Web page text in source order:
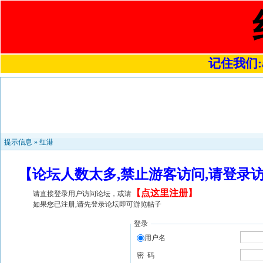
记住我们
提示信息 » 红港
【论坛人数太多,禁止游客访问,请登
请直接登录用户访问论坛，或请 【 点这里注册】
如果您已注册,请先登录论坛即可游览帖子
登录
用户名
密 码